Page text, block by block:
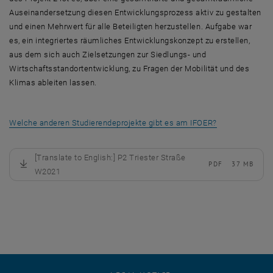
Auseinandersetzung diesen Entwicklungsprozess aktiv zu gestalten
und einen Mehrwert für alle Beteiligten herzustellen. Aufgabe war
es, ein integriertes räumliches Entwicklungskonzept zu erstellen,
aus dem sich auch Zielsetzungen zur Siedlungs- und
Wirtschaftsstandortentwicklung, zu Fragen der Mobilität und des
Klimas ableiten lassen.
Welche anderen Studierendeprojekte gibt es am IFOER?, opens in new
[Translate to English:] P2 Triester Straße
W2021
PDF 37 MB
, download